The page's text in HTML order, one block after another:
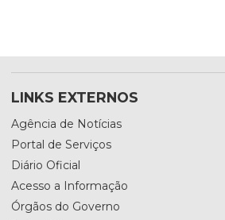
LINKS EXTERNOS
Agência de Notícias
Portal de Serviços
Diário Oficial
Acesso a Informação
Órgãos do Governo